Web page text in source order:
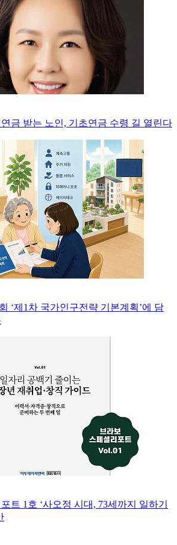
금 받는 노인, 기초연금 수령 길 열린다
‘제1차 국가인구전략 기본계획’에 담
트 1호 ‘사오정 시대, 73세까지 일하기